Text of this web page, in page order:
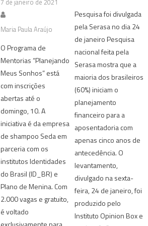
7 de janeiro de 2021
Maria Paula Araújo
O Programa de
Mentorias “Planejando
Meus Sonhos” está
com inscrições
abertas até o
domingo, 10. A
iniciativa é da empresa
de shampoo Seda em
parceria com os
institutos Identidades
do Brasil (ID_BR) e
Plano de Menina. Com
2.000 vagas e gratuito,
é voltado
Pesquisa foi divulgada
pela Serasa no dia 24
de janeiro Pesquisa
nacional feita pela
Serasa mostra que a
maioria dos brasileiros
(60%) iniciam o
planejamento
financeiro para a
aposentadoria com
apenas cinco anos de
antecedência. O
levantamento,
divulgado na sexta-
feira, 24 de janeiro, foi
produzido pelo
Instituto Opinion Box e